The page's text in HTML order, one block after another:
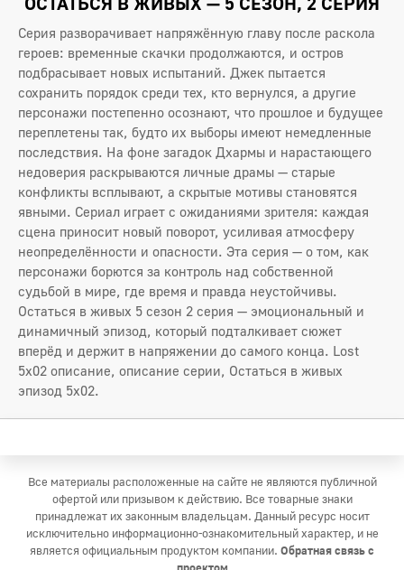
Серия разворачивает напряжённую главу после раскола
героев: временные скачки продолжаются, и остров
подбрасывает новых испытаний. Джек пытается
сохранить порядок среди тех, кто вернулся, а другие
персонажи постепенно осознают, что прошлое и будущее
переплетены так, будто их выборы имеют немедленные
последствия. На фоне загадок Дхармы и нарастающего
недоверия раскрываются личные драмы — старые
конфликты всплывают, а скрытые мотивы становятся
явными. Сериал играет с ожиданиями зрителя: каждая
сцена приносит новый поворот, усиливая атмосферу
неопределённости и опасности. Эта серия — о том, как
персонажи борются за контроль над собственной
судьбой в мире, где время и правда неустойчивы.
Остаться в живых 5 сезон 2 серия — эмоциональный и
динамичный эпизод, который подталкивает сюжет
вперёд и держит в напряжении до самого конца. Lost
5x02 описание, описание серии, Остаться в живых
эпизод 5x02.
Все материалы расположенные на сайте не являются публичной
офертой или призывом к действию. Все товарные знаки
принадлежат их законным владельцам. Данный ресурс носит
исключительно информационно-ознакомительный характер, и не
является официальным продуктом компании. Обратная связь с